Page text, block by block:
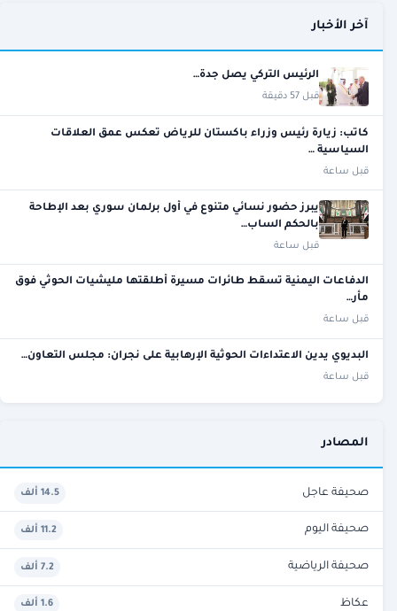
آخر الأخبار
الرئيس التركي يصل جدة…
قبل 57 دقيقة
كاتب: زيارة رئيس وزراء باكستان للرياض تعكس عمق العلاقات
السياسية …
قبل ساعة
يبرز حضور نسائي متنوع في أول برلمان سوري بعد الإطاحة
بالحكم الساب…
قبل ساعة
الدفاعات اليمنية تسقط طائرات مسيرة أطلقتها مليشيات الحوثي فوق
مأر…
قبل ساعة
البديوي يدين الاعتداءات الحوثية الإرهابية على نجران: مجلس التعاون…
قبل ساعة
المصادر
صحيفة عاجل 14.5 ألف
صحيفة اليوم 11.2 ألف
صحيفة الرياضية 7.2 ألف
عكاظ 1.6 ألف